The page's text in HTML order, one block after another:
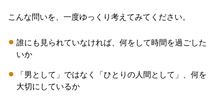
こんな問いを、一度ゆっくり考えてみてください。
誰にも見られていなければ、何をして時間を過ごした
いか
「男として」ではなく「ひとりの人間として」、何を
大切にしているか